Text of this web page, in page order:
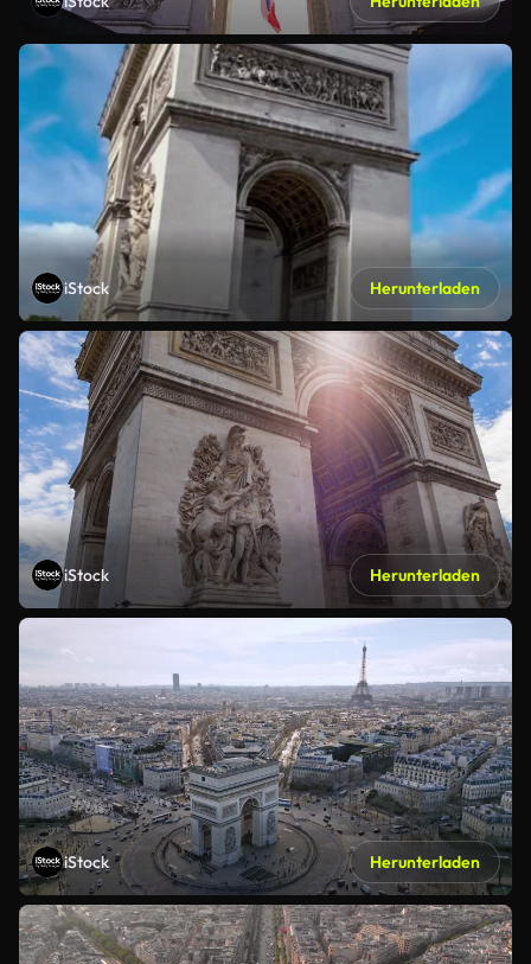
iStock Herunterladen
iStock Herunterladen
iStock Herunterladen